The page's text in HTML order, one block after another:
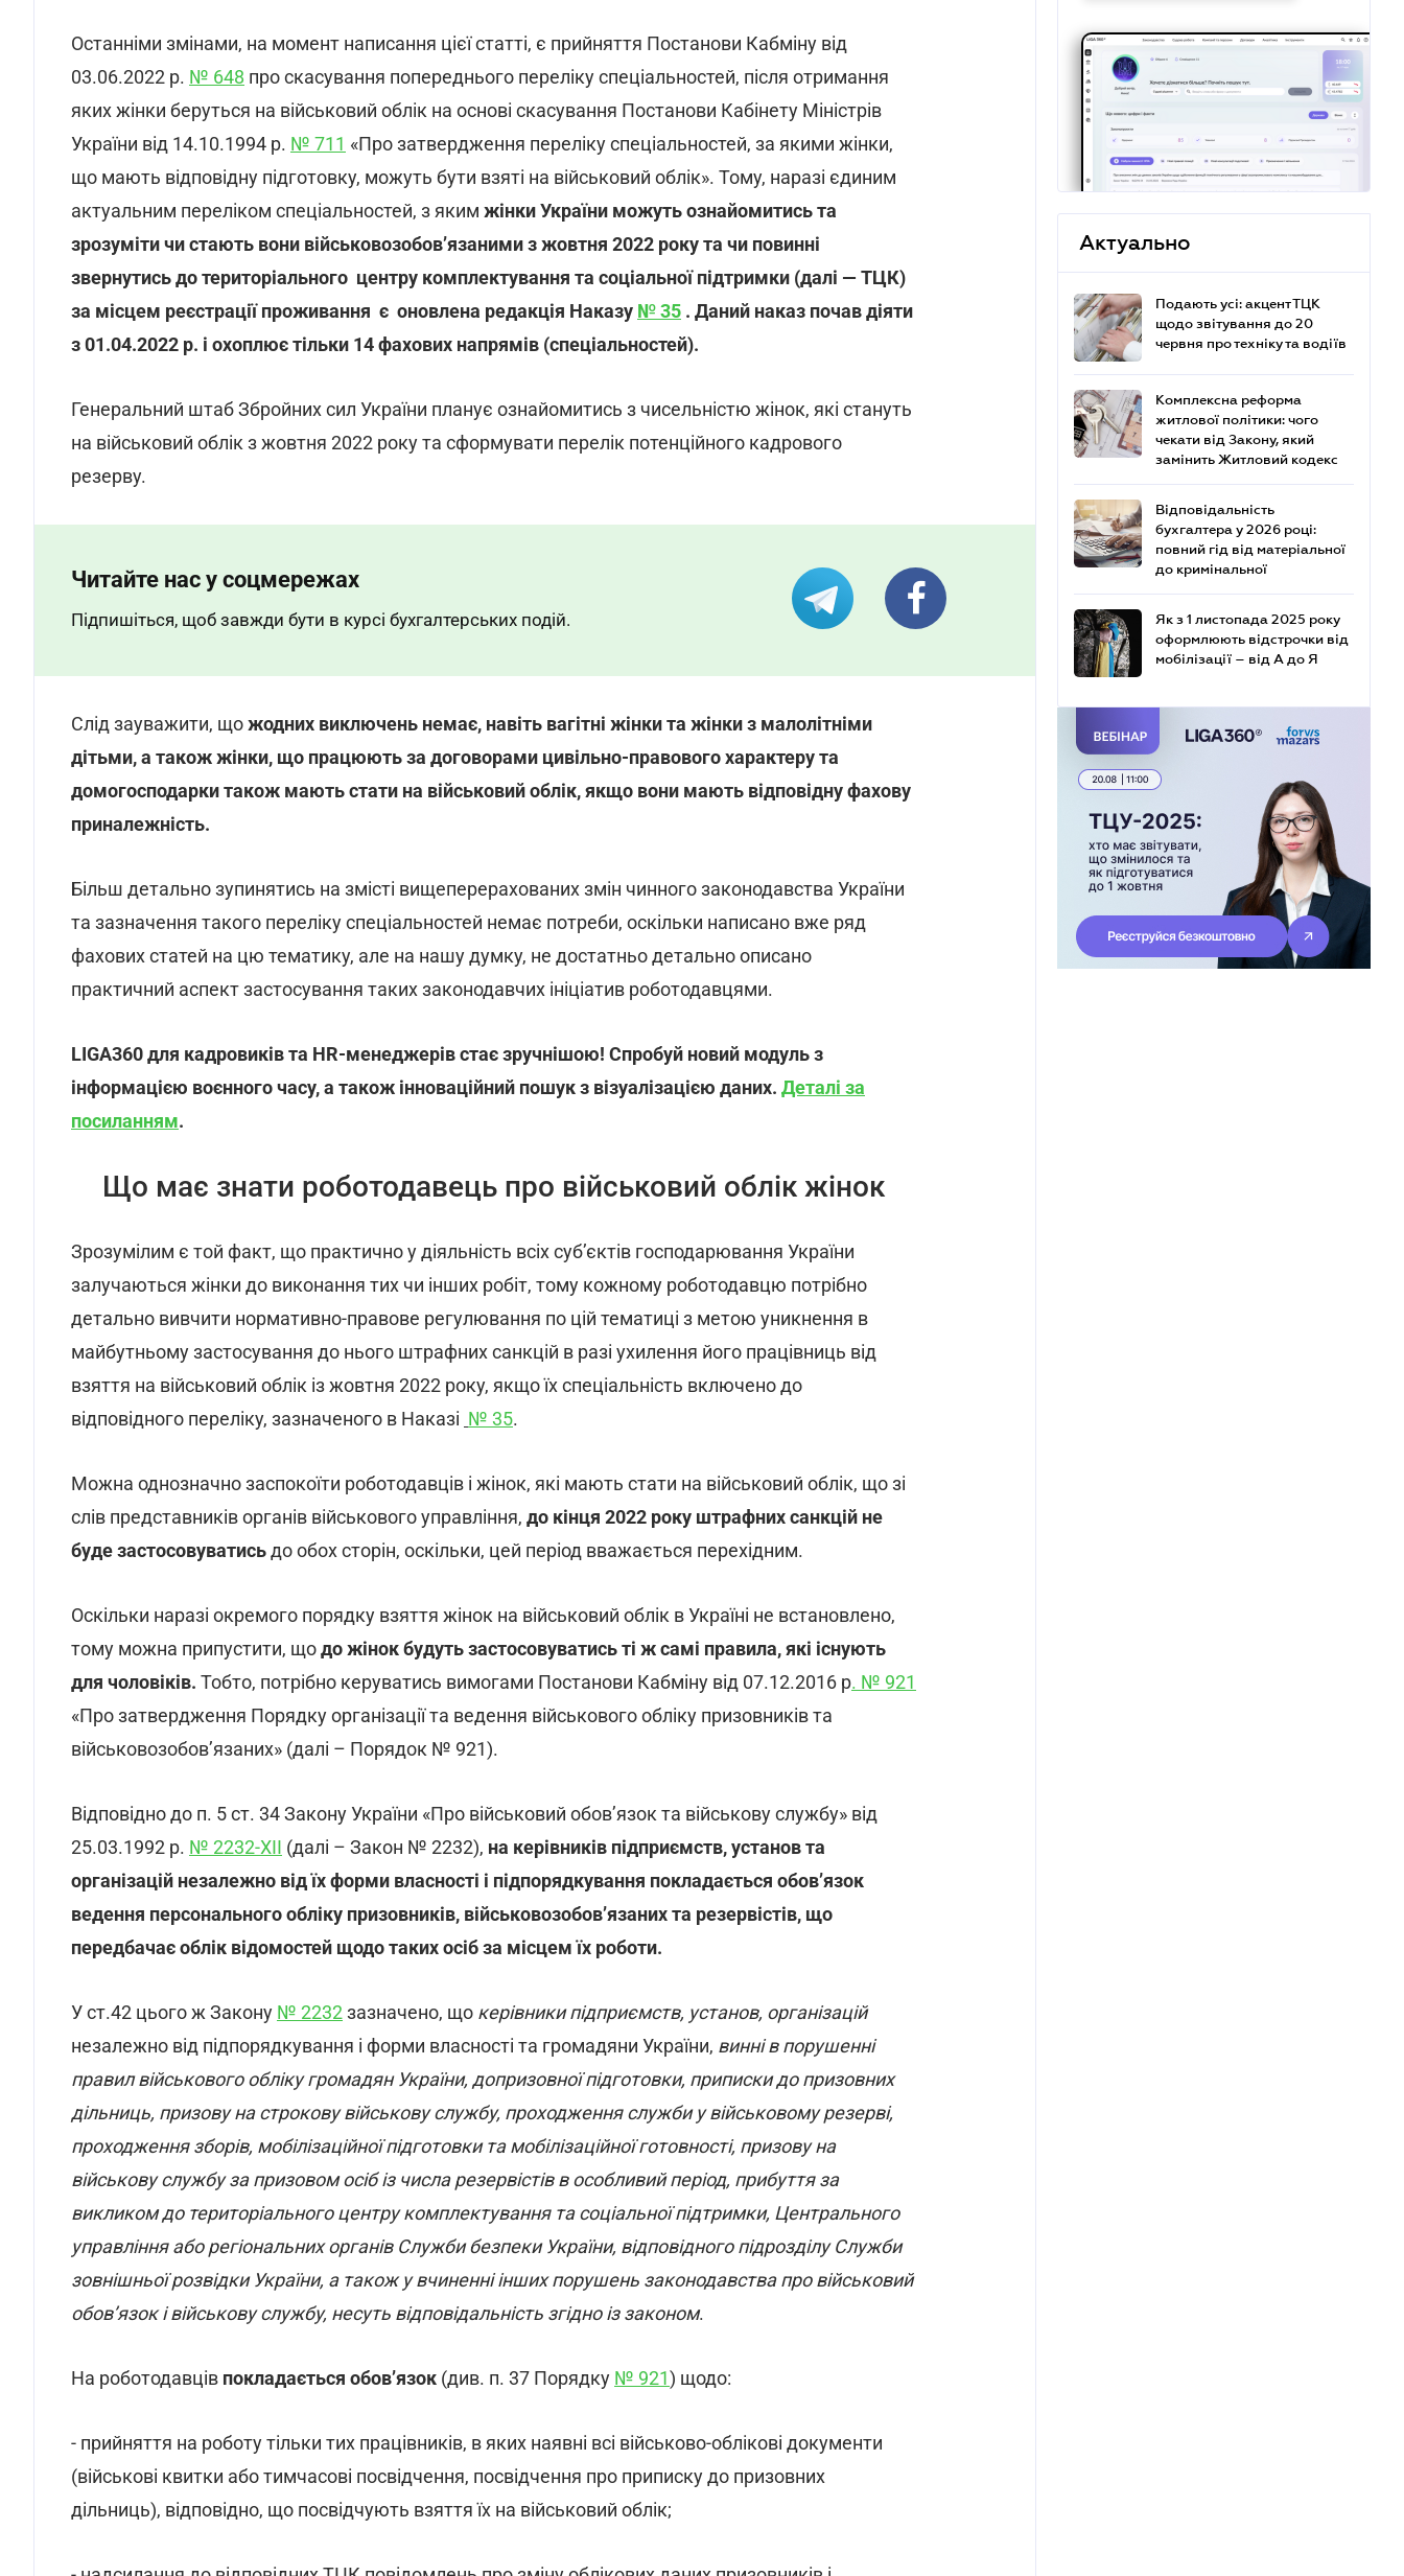
Останніми змінами, на момент написання цієї статті, є прийняття Постанови Кабміну від
03.06.2022 р. № 648 про скасування попереднього переліку спеціальностей, після отримання
яких жінки беруться на військовий облік на основі скасування Постанови Кабінету Міністрів
України від 14.10.1994 р. № 711 «Про затвердження переліку спеціальностей, за якими жінки,
що мають відповідну підготовку, можуть бути взяті на військовий облік». Тому, наразі єдиним
актуальним переліком спеціальностей, з яким жінки України можуть ознайомитись та
зрозуміти чи стають вони військовозобов’язаними з жовтня 2022 року та чи повинні
звернутись до територіального центру комплектування та соціальної підтримки (далі — ТЦК)
за місцем реєстрації проживання є оновлена редакція Наказу № 35 . Даний наказ почав діяти
з 01.04.2022 р. і охоплює тільки 14 фахових напрямів (спеціальностей).
Генеральний штаб Збройних сил України планує ознайомитись з чисельністю жінок, які стануть
на військовий облік з жовтня 2022 року та сформувати перелік потенційного кадрового
резерву.
Читайте нас у соцмережах
Підпишіться, щоб завжди бути в курсі бухгалтерських подій.
Слід зауважити, щожодних виключень немає, навіть вагітні жінки та жінки з малолітніми
дітьми, а також жінки, що працюють за договорами цивільно-правового характеру та
домогосподарки також мають стати на військовий облік, якщо вони мають відповідну фахову
приналежність.
Більш детально зупинятись на змісті вищеперерахованих змін чинного законодавства України
та зазначення такого переліку спеціальностей немає потреби, оскільки написано вже ряд
фахових статей на цю тематику, але на нашу думку, не достатньо детально описано
практичний аспект застосування таких законодавчих ініціатив роботодавцями.
LIGA360 для кадровиків та HR-менеджерів стає зручнішою! Спробуй новий модуль з
інформацією воєнного часу, а також інноваційний пошук з візуалізацією даних. Деталі за
посиланням.
Що має знати роботодавець про військовий облік жінок
Зрозумілим є той факт, що практично у діяльність всіх суб’єктів господарювання України
залучаються жінки до виконання тих чи інших робіт, тому кожному роботодавцю потрібно
детально вивчити нормативно-правове регулювання по цій тематиці з метою уникнення в
майбутньому застосування до нього штрафних санкцій в разі ухилення його працівниць від
взяття на військовий облік із жовтня 2022 року, якщо їх спеціальність включено до
відповідного переліку, зазначеного в Наказі № 35.
Можна однозначно заспокоїти роботодавців і жінок, які мають стати на військовий облік, що зі
слів представників органів військового управління, до кінця 2022 року штрафних санкцій не
буде застосовуватисьдо обох сторін, оскільки, цей період вважається перехідним.
Оскільки наразі окремого порядку взяття жінок на військовий облік в Україні не встановлено,
тому можна припустити, щодо жінок будуть застосовуватись ті ж самі правила, які існують
для чоловіків. Тобто, потрібно керуватись вимогами Постанови Кабміну від 07.12.2016 р. № 921
«Про затвердження Порядку організації та ведення військового обліку призовників та
військовозобов’язаних» (далі – Порядок № 921).
Відповідно до п. 5 ст. 34 Закону України «Про військовий обов’язок та військову службу» від
25.03.1992 р. № 2232-ХІІ (далі – Закон № 2232), на керівників підприємств, установ та
організацій незалежно від їх форми власності і підпорядкування покладається обов’язок
ведення персонального обліку призовників, військовозобов’язаних та резервістів, що
передбачає облік відомостей щодо таких осіб за місцем їх роботи.
У ст.42 цього ж Закону № 2232зазначено, що керівники підприємств, установ, організацій
незалежно від підпорядкування і форми власності та громадяни України, винні в порушенні
правил військового обліку громадян України, допризовної підготовки, приписки до призовних
дільниць, призову на строкову військову службу, проходження служби у військовому резерві,
проходження зборів, мобілізаційної підготовки та мобілізаційної готовності, призову на
військову службу за призовом осіб із числа резервістів в особливий період, прибуття за
викликом до територіального центру комплектування та соціальної підтримки, Центрального
управління або регіональних органів Служби безпеки України, відповідного підрозділу Служби
зовнішньої розвідки України, а також у вчиненні інших порушень законодавства про військовий
обов’язок і військову службу, несуть відповідальність згідно із законом.
На роботодавців покладається обов’язок (див. п. 37 Порядку № 921) щодо:
- прийняття на роботу тільки тих працівників, в яких наявні всі військово-облікові документи
(військові квитки або тимчасові посвідчення, посвідчення про приписку до призовних
дільниць), відповідно, що посвідчують взяття їх на військовий облік;
Актуально
Подають усі: акцент ТЦК
щодо звітування до 20
червня про техніку та водіїв
Комплексна реформа
житлової політики: чого
чекати від Закону, який
замінить Житловий кодекс
Відповідальність
бухгалтера у 2026 році:
повний гід від матеріальної
до кримінальної
Як з 1 листопада 2025 року
оформлюють відстрочки від
мобілізації – від А до Я